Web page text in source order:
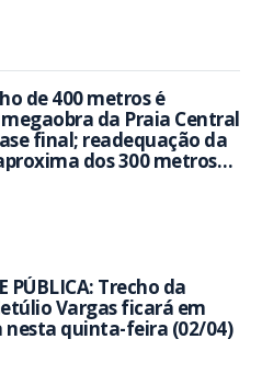
de 400 metros é
da Praia Central
final; readequação da
dos 300 metros
PÚBLICA: Trecho da
Vargas ficará em
nesta quinta-feira (02/04)